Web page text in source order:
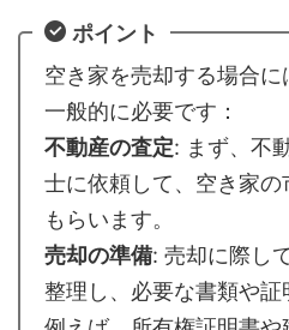
ポイント
空き家を売却する場合
一般的に必要です：
不動産の査定: まず、不
士に依頼して、空き家
もらいます。
売却の準備: 売却に際し
整理し、必要な書類や証